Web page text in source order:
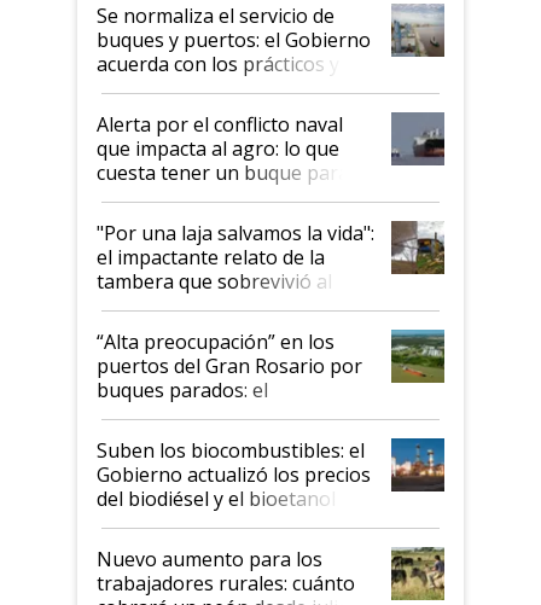
Se normaliza el servicio de
buques y puertos: el Gobierno
acuerda con los prácticos y
suspende el decreto de
desregulación
Alerta por el conflicto naval
que impacta al agro: lo que
cuesta tener un buque parado
y el peligro de que Argentina
pase a ser "país sucio"
"Por una laja salvamos la vida":
el impactante relato de la
tambera que sobrevivió al
tornado
“Alta preocupación” en los
puertos del Gran Rosario por
buques parados: el
funcionamiento de las
exportadoras en tensión tras
la medida de fuerza de los
prácticos
Suben los biocombustibles: el
Gobierno actualizó los precios
del biodiésel y el bioetanol
Nuevo aumento para los
trabajadores rurales: cuánto